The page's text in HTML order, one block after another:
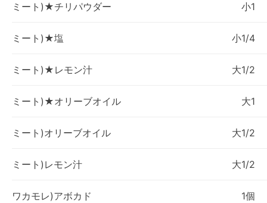
ミート)★チリパウダー 小1
ミート)★塩 小1/4
ミート)★レモン汁 大1/2
ミート)★オリーブオイル 大1
ミート)オリーブオイル 大1/2
ミート)レモン汁 大1/2
ワカモレ)アボカド 1個